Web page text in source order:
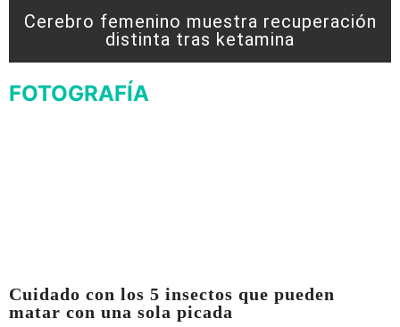
Cerebro femenino muestra recuperación
distinta tras ketamina
FOTOGRAFÍA
Cuidado con los 5 insectos que pueden
matar con una sola picada